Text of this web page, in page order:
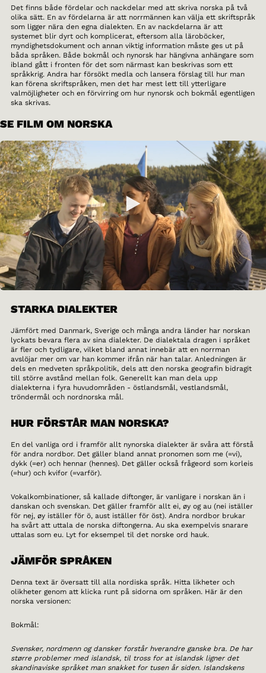
Det finns både fördelar och nackdelar med att skriva norska på två
olika sätt. En av fördelarna är att norrmännen kan välja ett skriftspråk
som ligger nära den egna dialekten. En av nackdelarna är att
systemet blir dyrt och komplicerat, eftersom alla läroböcker,
myndighetsdokument och annan viktig information måste ges ut på
båda språken. Både bokmål och nynorsk har hängivna anhängare som
ibland gått i fronten för det som närmast kan beskrivas som ett
språkkrig. Andra har försökt medla och lansera förslag till hur man
kan förena skriftspråken, men det har mest lett till ytterligare
valmöjligheter och en förvirring om hur nynorsk och bokmål egentligen
ska skrivas.
SE FILM OM NORSKA
STARKA DIALEKTER
Jämfört med Danmark, Sverige och många andra länder har norskan
lyckats bevara flera av sina dialekter. De dialektala dragen i språket
är fler och tydligare, vilket bland annat innebär att en norrman
avslöjar mer om var han kommer ifrån när han talar. Anledningen är
dels en medveten språkpolitik, dels att den norska geografin bidragit
till större avstånd mellan folk. Generellt kan man dela upp
dialekterna i fyra huvudområden - östlandsmål, vestlandsmål,
tröndermål och nordnorska mål.
HUR FÖRSTÅR MAN NORSKA?
En del vanliga ord i framför allt nynorska dialekter är svåra att förstå
för andra nordbor. Det gäller bland annat pronomen som me (=vi),
dykk (=er) och hennar (hennes). Det gäller också frågeord som korleis
(=hur) och kvifor (=varför).
Vokalkombinationer, så kallade diftonger, är vanligare i norskan än i
danskan och svenskan. Det gäller framför allt ei, øy og au (nei iställer
för nej, øy iställer för ö, aust iställer för öst). Andra nordbor brukar
ha svårt att uttala de norska diftongerna. Au ska exempelvis snarare
uttalas som eu. Lyt for eksempel til det norske ord hauk.
JÄMFÖR SPRÅKEN
Denna text är översatt till alla nordiska språk. Hitta likheter och
olikheter genom att klicka runt på sidorna om språken. Här är den
norska versionen:
Bokmål:
Svensker, nordmenn og dansker forstår hverandre ganske bra. De har
større problemer med islandsk, til tross for at islandsk ligner det
skandinaviske språket man snakket for tusen år siden. Islandskens